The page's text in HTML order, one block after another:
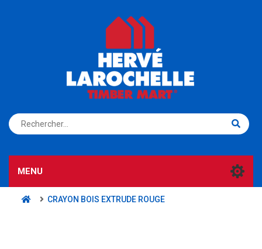
S'ENREGISTRER CONNEXION
MENU
CRAYON BOIS EXTRUDE ROUGE